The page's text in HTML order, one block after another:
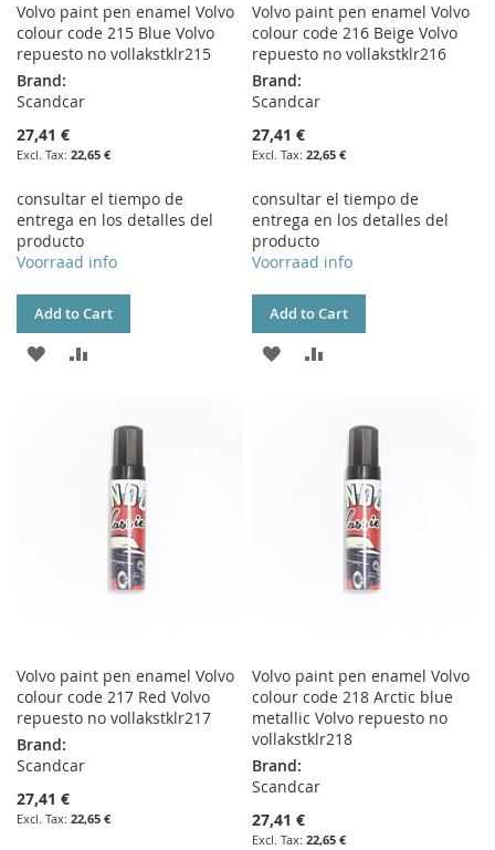
Volvo paint pen enamel Volvo
colour code 215 Blue Volvo
repuesto no vollakstklr215
Brand:
Scandcar
27,41 €
22,65 €
consultar el tiempo de
entrega en los detalles del
producto
Voorraad info
Add to Cart
ADD
COMPARE
Volvo paint pen enamel Volvo
colour code 216 Beige Volvo
repuesto no vollakstklr216
Brand:
Scandcar
27,41 €
22,65 €
consultar el tiempo de
entrega en los detalles del
producto
Voorraad info
Add to Cart
ADD
COMPARE
Volvo paint pen enamel Volvo
colour code 217 Red Volvo
repuesto no vollakstklr217
Brand:
Scandcar
27,41 €
22,65 €
Volvo paint pen enamel Volvo
colour code 218 Arctic blue
metallic Volvo repuesto no
vollakstklr218
Brand:
Scandcar
27,41 €
22,65 €